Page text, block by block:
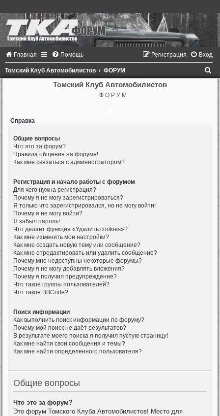
Главная Помощь Вход
Регистрация
Томский Клуб Автомобилистов ФОРУМ
Томский Клуб Автомобилистов
Ф О Р У М
Справка
Общие вопросы
Что это за форум?
Правила общения на форуме!
Как мне связаться с администратором?
Регистрация и начало работы с форумом
Для чего нужна регистрация?
Почему я не могу зарегистрироваться?
Я только что зарегистрировался, но не могу войти!
Почему я не могу войти?
Я забыл пароль!
Что делает функция «Удалить cookies»?
Как мне изменить мои настройки?
Как мне создать новую тему или сообщение?
Как мне отредактировать или удалить сообщение?
Почему мне недоступны некоторые форумы?
Почему я не могу добавлять вложения?
Почему я получил предупреждение?
Что такое группы пользователей?
Что такое BBCode?
Поиск информации
Как выполнить поиск информации по форуму?
Почему мой поиск не даёт результатов?
В результате моего поиска я получил пустую страницу!
Как мне найти свои сообщения и темы?
Как мне найти определенного пользователя?
Общие вопросы
Что это за форум?
Это форум Томского Клуба Автомобилистов! Место для